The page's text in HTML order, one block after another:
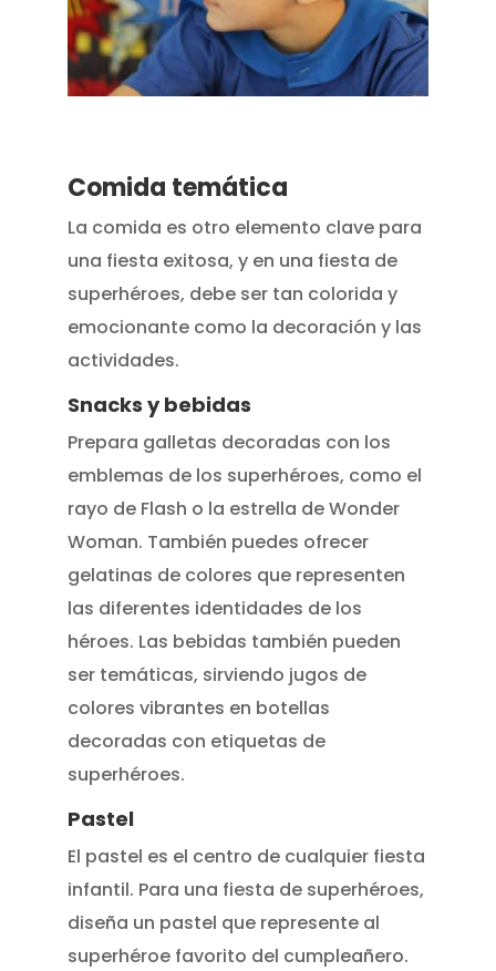
Comida temática
La comida es otro elemento clave para
una fiesta exitosa, y en una fiesta de
superhéroes, debe ser tan colorida y
emocionante como la decoración y las
actividades.
Snacks y bebidas
Prepara galletas decoradas con los
emblemas de los superhéroes, como el
rayo de Flash o la estrella de Wonder
Woman. También puedes ofrecer
gelatinas de colores que representen
las diferentes identidades de los
héroes. Las bebidas también pueden
ser temáticas, sirviendo jugos de
colores vibrantes en botellas
decoradas con etiquetas de
superhéroes.
Pastel
El pastel es el centro de cualquier fiesta
infantil. Para una fiesta de superhéroes,
diseña un pastel que represente al
superhéroe favorito del cumpleañero.